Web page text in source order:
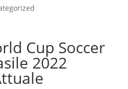
Cup Soccer
2022